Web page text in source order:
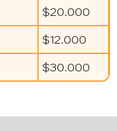
$20.000
$12.000
$30.000